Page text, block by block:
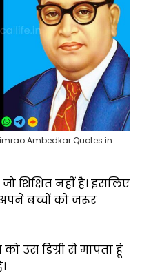
Ambedkar Quotes in
शिक्षित नहीं है। इसलिए
बच्चों को जरूर
उस डिग्री से मापता हूं